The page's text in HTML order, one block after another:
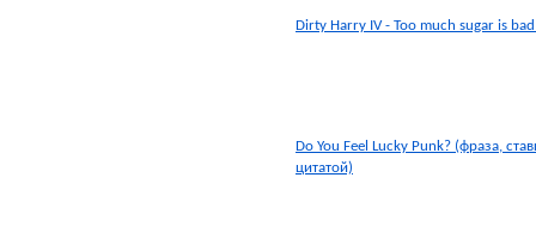
Dirty Harry IV - Too much sugar is
Do You Feel Lucky Punk? (фраза,
цитатой)